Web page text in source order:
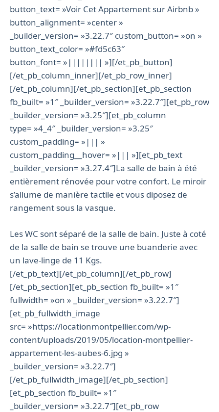
button_text= »Voir Cet Appartement sur Airbnb »
button_alignment= »center »
_builder_version= »3.22.7″ custom_button= »on »
button_text_color= »#fd5c63″
button_font= »|||||||| »][/et_pb_button]
[/et_pb_column_inner][/et_pb_row_inner]
[/et_pb_column][/et_pb_section][et_pb_section
fb_built= »1″ _builder_version= »3.22.7″][et_pb_row
_builder_version= »3.25″][et_pb_column
type= »4_4″ _builder_version= »3.25″
custom_padding= »||| »
custom_padding__hover= »||| »][et_pb_text
_builder_version= »3.27.4″]La salle de bain à été
entièrement rénovée pour votre confort. Le miroir
s’allume de manière tactile et vous diposez de
rangement sous la vasque.
Les WC sont séparé de la salle de bain. Juste à coté
de la salle de bain se trouve une buanderie avec
un lave-linge de 11 Kgs.
[/et_pb_text][/et_pb_column][/et_pb_row]
[/et_pb_section][et_pb_section fb_built= »1″
fullwidth= »on » _builder_version= »3.22.7″]
[et_pb_fullwidth_image
src= »https://locationmontpellier.com/wp-
content/uploads/2019/05/location-montpellier-
appartement-les-aubes-6.jpg »
_builder_version= »3.22.7″]
[/et_pb_fullwidth_image][/et_pb_section]
[et_pb_section fb_built= »1″
_builder_version= »3.22.7″][et_pb_row